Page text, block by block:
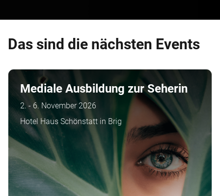
Das sind die nächsten Events
Mediale Ausbildung zur Seherin
2. - 6. November 2026
Hotel Haus Schönstatt in Brig